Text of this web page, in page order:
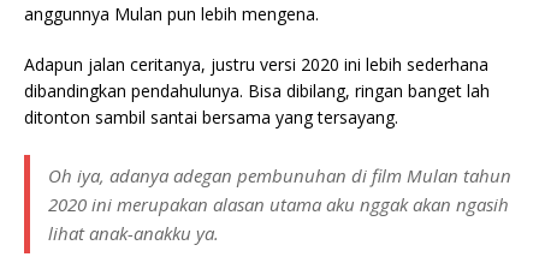
anggunnya Mulan pun lebih mengena.
Adapun jalan ceritanya, justru versi 2020 ini lebih sederhana
dibandingkan pendahulunya. Bisa dibilang, ringan banget lah
ditonton sambil santai bersama yang tersayang.
Oh iya, adanya adegan pembunuhan di film Mulan tahun
2020 ini merupakan alasan utama aku nggak akan ngasih
lihat anak-anakku ya.